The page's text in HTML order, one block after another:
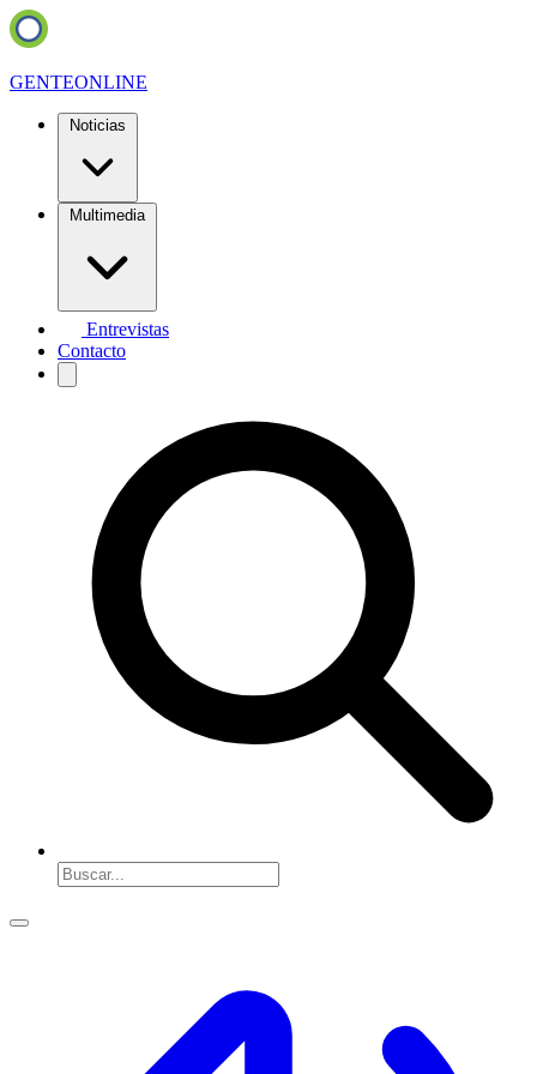
GENTEONLINE
Noticias
Multimedia
Entrevistas
Contacto